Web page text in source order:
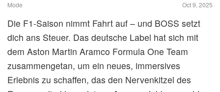
Mode Oct 9, 2025
Die F1-Saison nimmt Fahrt auf – und BOSS setzt
dich ans Steuer. Das deutsche Label hat sich mit
dem Aston Martin Aramco Formula One Team
zusammengetan, um ein neues, immersives
Erlebnis zu schaffen, das den Nervenkitzel des